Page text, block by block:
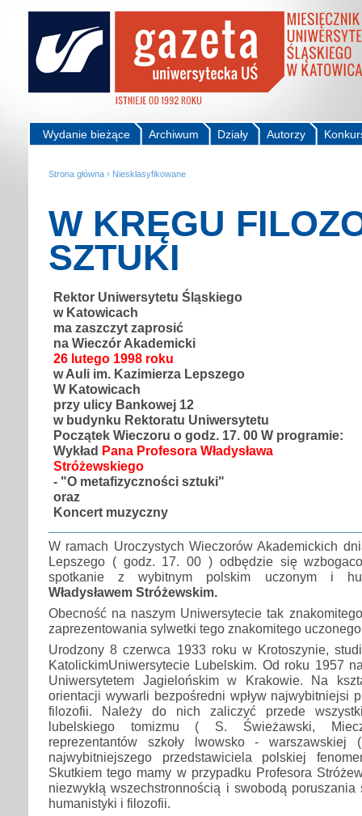
Autorzy
Działy
Archiwum
Wydanie bieżące
Strona główna › Niesklasyfikowane
W KRĘGU
SZTUKI
Rektor Uniwersytetu Śląskiego
w Katowicach
ma zaszczyt zaprosić
na Wieczór Akademicki
26 lutego 1998 roku
w Auli im. Kazimierza Lepszego
W Katowicach
przy ulicy Bankowej 12
w budynku Rektoratu Uniwersytetu
Początek Wieczoru o godz. 17. 00 W programie:
Wykład Pana Profesora Władysława
Stróżewskiego
- "O metafizyczności sztuki"
oraz
Koncert muzyczny
W ramach Uroczystych Wieczorów Akademickich
Lepszego ( godz. 17. 00 ) odbędzie się
spotkanie z wybitnym polskim uczonym i
Władysławem Stróżewskim.
Obecność na naszym Uniwersytecie tak
zaprezentowania sylwetki tego znakomitego
Urodzony 8 czerwca 1933 roku w Krotoszynie,
KatolickimUniwersytecie Lubelskim. Od roku 1957
Uniwersytetem Jagielońskim w Krakowie. Na
orientacji wywarli bezpośredni wpływ najwybitniejsi
filozofii. Należy do nich zaliczyć przede
lubelskiego tomizmu ( S. Świeżawski,
reprezentantów szkoły lwowsko -
najwybitniejszego przedstawiciela polskiej
Skutkiem tego mamy w przypadku Profesora
niezwykłą wszechstronnością i swobodą
humanistyki i filozofii.